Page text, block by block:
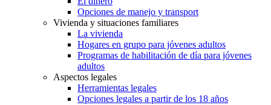
Opciones de manejo y transport
Vivienda y situaciones familiares
La vivienda
Hogares en grupo para jóvenes adultos
Programas de habilitación de día para jóvenes
adultos
Aspectos legales
Herramientas legales
Opciones legales a partir de los 18 años